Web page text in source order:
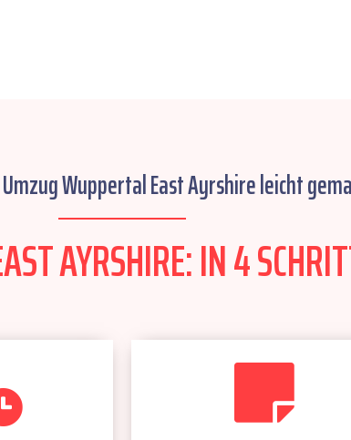
Wuppertal East Ayrshire leicht
AYRSHIRE: IN 4